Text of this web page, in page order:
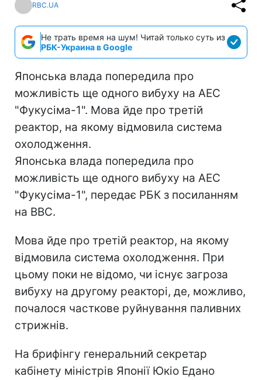
RBC.UA
Не трать время на шум! Читай только суть из
РБК-Украина в Google
Японська влада попередила про
можливість ще одного вибуху на АЕС
"Фукусіма-1". Мова йде про третій
реактор, на якому відмовила система
охолодження.
Японська влада попередила про
можливість ще одного вибуху на АЕС
"Фукусіма-1", передає РБК з посиланням
на ВВС.
Мова йде про третій реактор, на якому
відмовила система охолодження. При
цьому поки не відомо, чи існує загроза
вибуху на другому реакторі, де, можливо,
почалося часткове руйнування паливних
стрижнів.
На брифінгу генеральний секретар
кабінету міністрів Японії Юкіо Едано